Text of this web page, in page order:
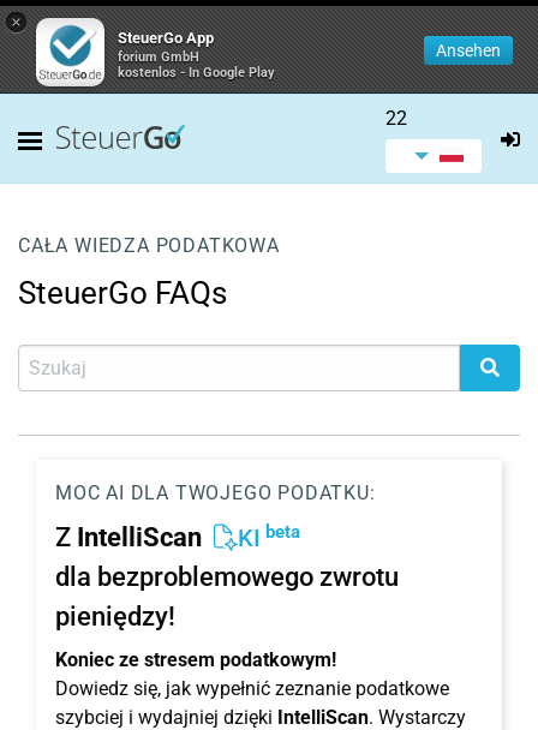
×
SteuerGo App
forium GmbH
kostenlos - In Google Play
Ansehen
22
CAŁA WIEDZA PODATKOWA
SteuerGo FAQs
MOC AI DLA TWOJEGO PODATKU:
Z IntelliScan KI beta
dla bezproblemowego zwrotu
pieniędzy!
Koniec ze stresem podatkowym!
Dowiedz się, jak wypełnić zeznanie podatkowe
szybciej i wydajniej dzięki IntelliScan. Wystarczy